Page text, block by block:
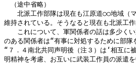
（途中省略）
北派工作部隊は現在も江原道○○地域（
維持されている。そうなると現在も北派工
これについて、軍関係者の話は多少くい
のある関係者は“有事に対処するために部隊
“７．４南北共同声明後（注３）は‘相互に
明精神を考慮、お互いに武装工作員の派遣